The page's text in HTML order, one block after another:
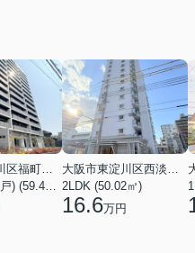
大阪市西淀川区福町２丁目
2LDK＋S(納戸) (59.48㎡)
大阪市東淀川区西淡路１丁目
2LDK (50.02㎡)
16.6万円